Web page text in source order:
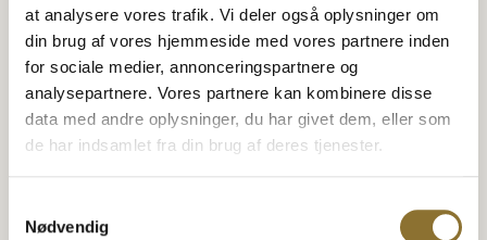
at analysere vores trafik. Vi deler også oplysninger om
din brug af vores hjemmeside med vores partnere inden
for sociale medier, annonceringspartnere og
analysepartnere. Vores partnere kan kombinere disse
data med andre oplysninger, du har givet dem, eller som
de har indsamlet fra din brug af deres tjenester.
Nødvendig
Relaterede Produkter
Se også disse produkter
17,95kr. •